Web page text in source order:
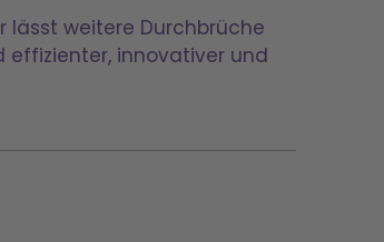
lässt weitere Durchbrüche
effizienter, innovativer und